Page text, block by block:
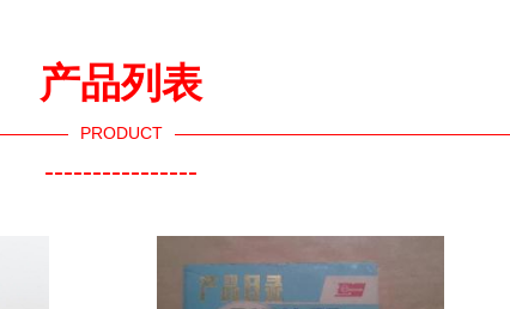
产品列表
PRODUCT
----------------